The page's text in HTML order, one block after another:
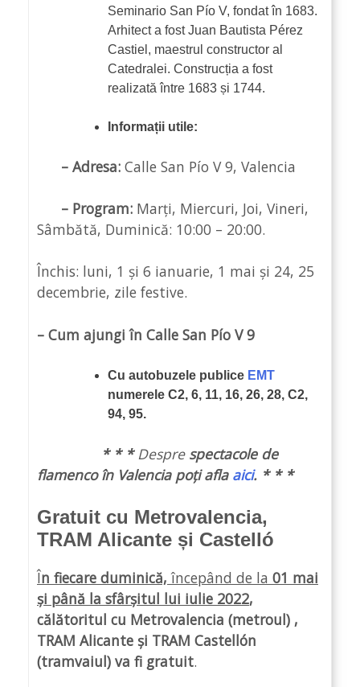
Seminario San Pío V, fondat în 1683.
Arhitect a fost Juan Bautista Pérez
Castiel, maestrul constructor al
Catedralei. Construcția a fost
realizată între 1683 și 1744.
Informații utile:
– Adresa: Calle San Pío V 9, Valencia
– Program: Marți, Miercuri, Joi, Vineri,
Sâmbătă, Duminică: 10:00 – 20:00.
Închis: luni, 1 și 6 ianuarie, 1 mai și 24, 25
decembrie, zile festive.
– Cum ajungi în Calle San Pío V 9
Cu autobuzele publice EMT
numerele C2, 6, 11, 16, 26, 28, C2,
94, 95.
* * * Desprespectacole de
flamenco în Valencia poți afla aici. * * *
Gratuit cu Metrovalencia,
TRAM Alicante și Castelló
În fiecare duminică,începând de la 01 mai
și până la sfârșitul lui iulie 2022,
călătoritul cu Metrovalencia (metroul) ,
TRAM Alicante și TRAM Castellón
(tramvaiul) va fi gratuit.